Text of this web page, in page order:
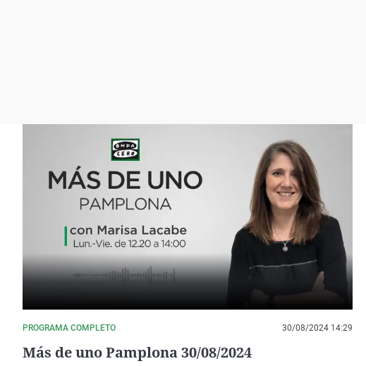
PROGRAMA COMPLETO 30/08/2024 14:29
Más de uno Pamplona 30/08/2024